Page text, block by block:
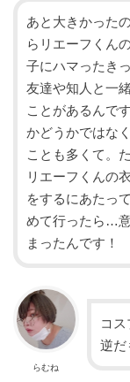
あと大きかった
らリエーフくん
子にハマったき
友達や知人と一
ことがあるんで
かどうかではな
ことも多くて。
リエーフくんの
をするにあたっ
めて行ったら…
まったんです！
らむね
コ
逆だ